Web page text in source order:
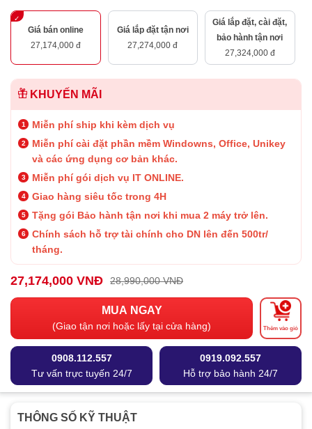
Giá bán online
27,174,000 đ
Giá lắp đặt tận nơi
27,274,000 đ
Giá lắp đặt, cài đặt,
bảo hành tận nơi
27,324,000 đ
KHUYẾN MÃI
Miễn phí ship khi kèm dịch vụ
Miễn phí cài đặt phần mềm Windowns, Office, Unikey
và các ứng dụng cơ bản khác.
Miễn phí gói dịch vụ IT ONLINE.
Giao hàng siêu tốc trong 4H
Tặng gói Bảo hành tận nơi khi mua 2 máy trở lên.
Chính sách hỗ trợ tài chính cho DN lên đến 500tr/
tháng.
27,174,000 VNĐ 28,990,000 VNĐ
MUA NGAY
(Giao tận nơi hoặc lấy tại cửa hàng) Thêm vào giỏ
0908.112.557
Tư vấn trực tuyến 24/7
0919.092.557
Hỗ trợ bảo hành 24/7
THÔNG SỐ KỸ THUẬT